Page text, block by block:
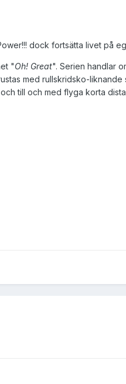
dock fortsätta livet på
"Oh! Great". Serien handlar
med rullskridsko-liknande
till och med flyga korta